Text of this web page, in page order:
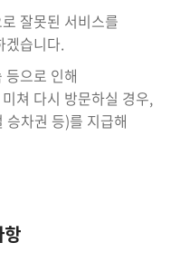
잘못된 서비스를
겠습니다.
등으로 인해
쳐 다시 방문하실 경우,
승차권 등)를 지급해
항